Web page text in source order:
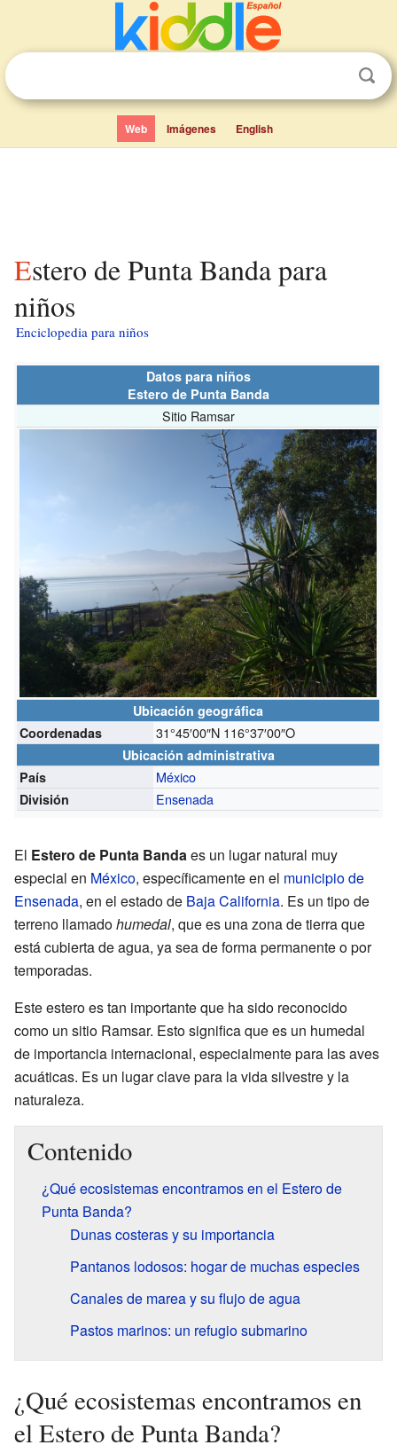
Web Imágenes English
Estero de Punta Banda para
niños
Enciclopedia para niños
Datos para niños
Estero de Punta Banda
Sitio Ramsar
Ubicación geográfica
Coordenadas
31°45′00″N 116°37′00″O
Ubicación administrativa
País
México
División Ensenada
El Estero de Punta Bandaes un lugar natural muy
especial en México, específicamente en el municipio de
Ensenada, en el estado de Baja California. Es un tipo de
terreno llamadohumedal, que es una zona de tierra que
está cubierta de agua, ya sea de forma permanente o por
temporadas.
Este estero es tan importante que ha sido reconocido
como un sitio Ramsar. Esto significa que es un humedal
de importancia internacional, especialmente para las aves
acuáticas. Es un lugar clave para la vida silvestre y la
naturaleza.
Contenido
¿Qué ecosistemas encontramos en el Estero de
Punta Banda?
Dunas costeras y su importancia
Pantanos lodosos: hogar de muchas especies
Canales de marea y su flujo de agua
Pastos marinos: un refugio submarino
¿Qué ecosistemas encontramos en
el Estero de Punta Banda?